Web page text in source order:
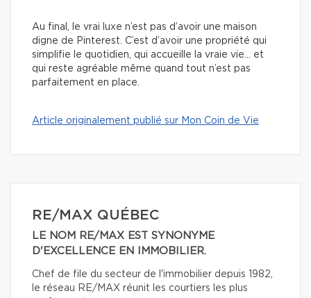
Au final, le vrai luxe n’est pas d’avoir une maison
digne de Pinterest. C’est d’avoir une propriété qui
simplifie le quotidien, qui accueille la vraie vie… et
qui reste agréable même quand tout n’est pas
parfaitement en place.
Article originalement publié sur Mon Coin de Vie
RE/MAX QUÉBEC
LE NOM RE/MAX EST SYNONYME
D'EXCELLENCE EN IMMOBILIER.
Chef de file du secteur de l'immobilier depuis 1982,
le réseau RE/MAX réunit les courtiers les plus